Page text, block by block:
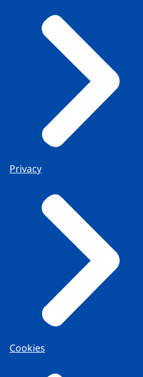
Privacy
Cookies